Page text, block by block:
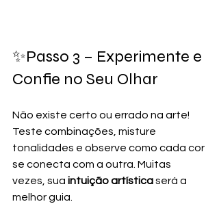
✨Passo 3 – Experimente e
Confie no Seu Olhar
Não existe certo ou errado na arte!
Teste combinações, misture
tonalidades e observe como cada cor
se conecta com a outra. Muitas
vezes, sua intuição artística será a
melhor guia.